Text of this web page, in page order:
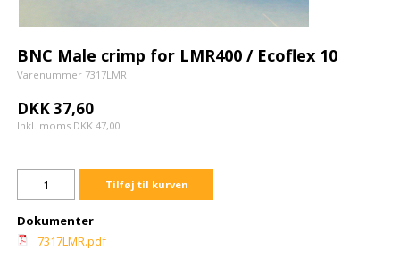
BNC Male crimp for LMR400 / Ecoflex 10
Varenummer 7317LMR
DKK 37,60
Inkl. moms DKK 47,00
Tilføj til kurven
Dokumenter
7317LMR.pdf